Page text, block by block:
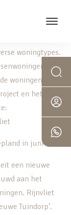
woningtypes.
woningen. Kijk
en het
in juni 2023
een nieuwe
aan het
Rijnvliet
Tuindorp’.